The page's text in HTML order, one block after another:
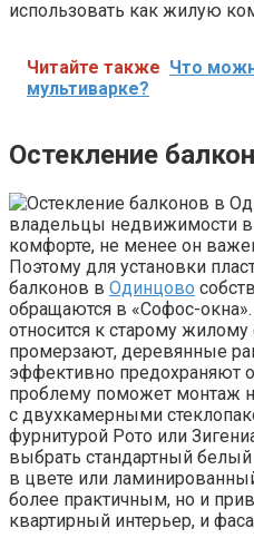
использовать как жилую
Читайте также Что
мультиварке?
Остекление
владельцы недвижимости
комфорте, не менее он
Поэтому для установки
балконов в Одинцово
обращаются в «Софос-
относится к старому
промерзают, деревянные
эффективно предохраняют
проблему поможет монтаж
с двухкамерными
фурнитурой Рото или
выбрать стандартный
в цвете или
более практичным, но и
квартирный интерьер, и